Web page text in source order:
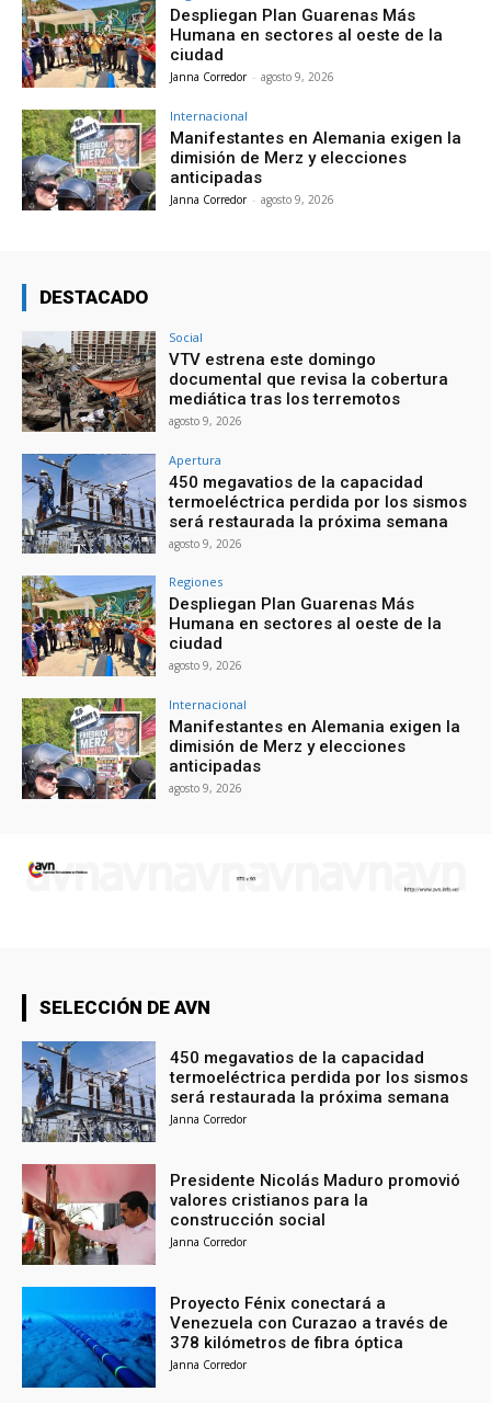
Despliegan Plan Guarenas Más
Humana en sectores al oeste de la
ciudad
Janna Corredor - agosto 9, 2026
Internacional
Manifestantes en Alemania exigen la
dimisión de Merz y elecciones
anticipadas
Janna Corredor - agosto 9, 2026
DESTACADO
Social
VTV estrena este domingo
documental que revisa la cobertura
mediática tras los terremotos
agosto 9, 2026
Apertura
450 megavatios de la capacidad
termoeléctrica perdida por los sismos
será restaurada la próxima semana
agosto 9, 2026
Regiones
Despliegan Plan Guarenas Más
Humana en sectores al oeste de la
ciudad
agosto 9, 2026
Internacional
Manifestantes en Alemania exigen la
dimisión de Merz y elecciones
anticipadas
agosto 9, 2026
SELECCIÓN DE AVN
450 megavatios de la capacidad
termoeléctrica perdida por los sismos
será restaurada la próxima semana
Janna Corredor
Presidente Nicolás Maduro promovió
valores cristianos para la
construcción social
Janna Corredor
Proyecto Fénix conectará a
Venezuela con Curazao a través de
378 kilómetros de fibra óptica
Janna Corredor